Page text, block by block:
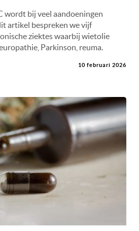
wordt bij veel aandoeningen
artikel bespreken we vijf
ziektes waarbij wietolie
Parkinson, reuma.
10 februari 2026